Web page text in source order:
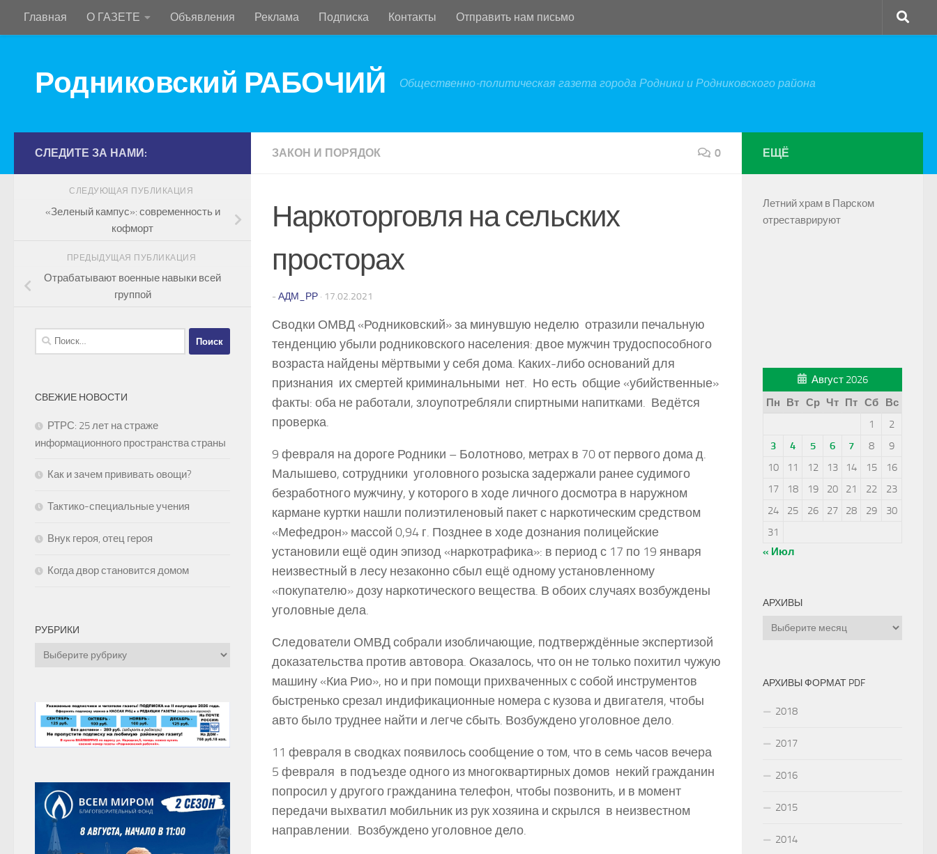
Перейти к содержимому
Главная О ГАЗЕТЕ Объявления Реклама Подписка Контакты Отправить нам письмо
Родниковский РАБОЧИЙ Общественно-политическая газета города Родники и Родниковского района
ЗАКОН И ПОРЯДОК 0
Наркоторговля на сельских
просторах
- АДМ_РР · 17.02.2021
Сводки ОМВД «Родниковский» за минувшую неделю отразили печальную
тенденцию убыли родниковского населения: двое мужчин трудоспособного
возраста найдены мёртвыми у себя дома. Каких-­либо оснований для
признания их смертей криминальными нет. Но есть общие «убийственные»
факты: оба не работали, злоупотребляли спиртными напитками. Ведётся
проверка.
9 февраля на дороге Родники – Болотново, метрах в 70 от первого дома д.
Малышево, сотрудники уголовного розыска задержали ранее судимого
безработного мужчину, у которого в ходе личного досмотра в наружном
кармане куртки нашли полиэтиленовый пакет с наркотическим средством
«Мефедрон» массой 0,94 г. Позднее в ходе дознания полицейские
установили ещё один эпизод «наркотрафика»: в период с 17 по 19 января
неизвестный в лесу незаконно сбыл ещё одному установленному
«покупателю» дозу наркотического вещества. В обоих случаях возбуждены
уголовные дела.
Следователи ОМВД собрали изобличающие, подтверждённые экспертизой
доказательства против автовора. Оказалось, что он не только похитил чужую
машину «Киа Рио», но и при помощи прихваченных с собой инструментов
быстренько срезал индификационные номера с кузова и двигателя, чтобы
авто было труднее найти и легче сбыть. Возбуждено уголовное дело.
11 февраля в сводках появилось сообщение о том, что в семь часов вечера
5 февраля в подъезде одного из многоквартирных домов некий гражданин
попросил у другого гражданина телефон, чтобы позвонить, и в момент
передачи выхватил мобильник из рук хозяина и скрылся в неизвестном
направлении. Возбуждено уголовное дело.
СЛЕДИТЕ ЗА НАМИ:
СЛЕДУЮЩАЯ ПУБЛИКАЦИЯ
«Зеленый кампус»: современность и
кофморт
ПРЕДЫДУЩАЯ ПУБЛИКАЦИЯ
Отрабатывают военные навыки всей
группой
Найти:
СВЕЖИЕ НОВОСТИ
РТРС: 25 лет на страже
информационного пространства страны
Как и зачем прививать овощи?
Тактико-специальные учения
Внук героя, отец героя
Когда двор становится домом
РУБРИКИ
Рубрики
ЕЩЁ
Летний храм в Парском
отреставрируют
Август 2026
Пн
Вт Ср Чт Пт Сб
Вс
1
2
3
4 5 6 7 8
9
10
11 12 13 14 15
16
17
18 19 20 21 22
23
24
25 26 27 28 29
30
31
« Июл
АРХИВЫ
Архивы
АРХИВЫ ФОРМАТ PDF
2018
2017
2016
2015
2014